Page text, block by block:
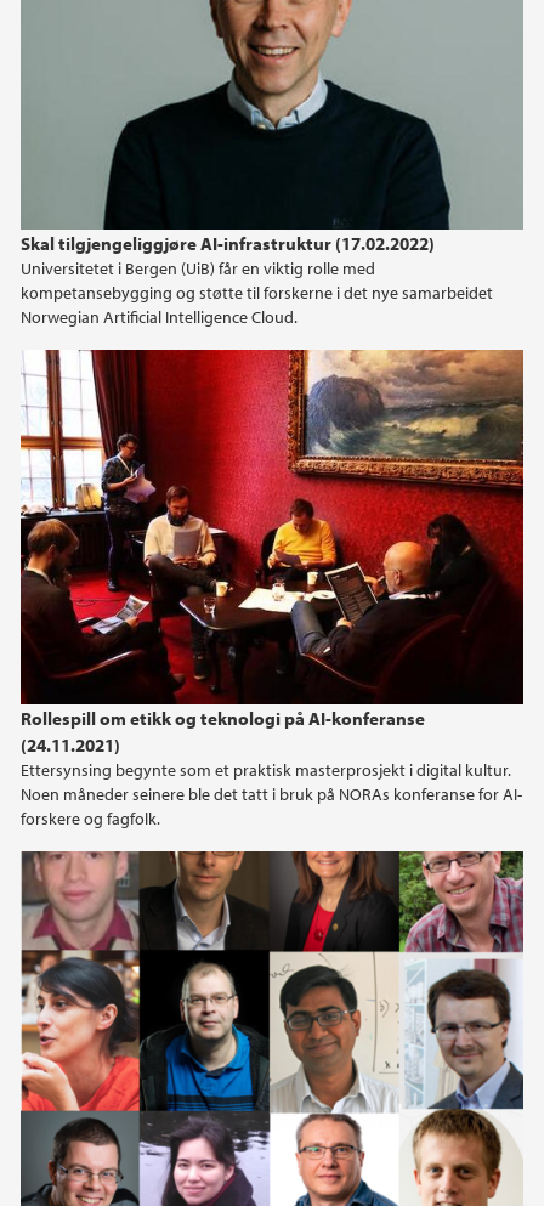
Skal tilgjengeliggjøre AI-infrastruktur (17.02.2022)
Universitetet i Bergen (UiB) får en viktig rolle med
kompetansebygging og støtte til forskerne i det nye samarbeidet
Norwegian Artificial Intelligence Cloud.
Rollespill om etikk og teknologi på AI-konferanse
(24.11.2021)
Ettersynsing begynte som et praktisk masterprosjekt i digital kultur.
Noen måneder seinere ble det tatt i bruk på NORAs konferanse for AI-
forskere og fagfolk.
2025
2024
2021
2019
2018